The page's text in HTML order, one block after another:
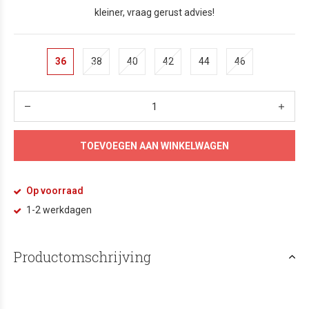
kleiner, vraag gerust advies!
36 38 40 42 44 46
TOEVOEGEN AAN WINKELWAGEN
Op voorraad
1-2 werkdagen
Productomschrijving